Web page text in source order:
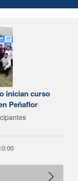
inician curso
Peñaflor